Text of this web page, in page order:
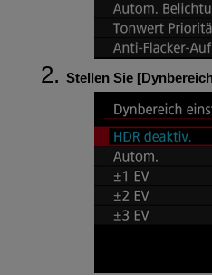
Stellen Sie [